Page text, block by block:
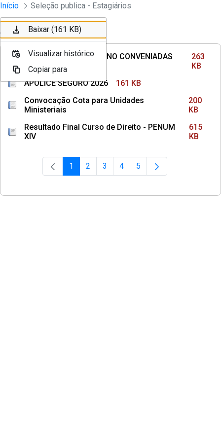
Pular para o Conteúdo principal
Divisão Minima - Escola Superior
Início Seleção publica - Estagiários
Ordenar Filtro
INSTITUIÇÕES DE ENSINO CONVENIADAS
COM MPPE
263
KB
APÓLICE SEGURO 2026
161 KB
Convocação Cota para Unidades
Ministeriais
200
KB
Resultado Final Curso de Direito - PENUM
XIV
615
KB
Página
1 Página
2 Página
3 Página
4 Página
5
Baixar (263 KB)
Visualizar histórico
Copiar para
Baixar (161 KB)
Visualizar histórico
Copiar para